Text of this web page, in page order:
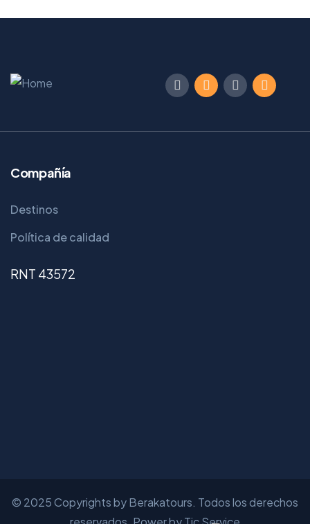
Compañía
Destinos
Política de calidad
RNT 43572
© 2025 Copyrights by Berakatours. Todos los derechos